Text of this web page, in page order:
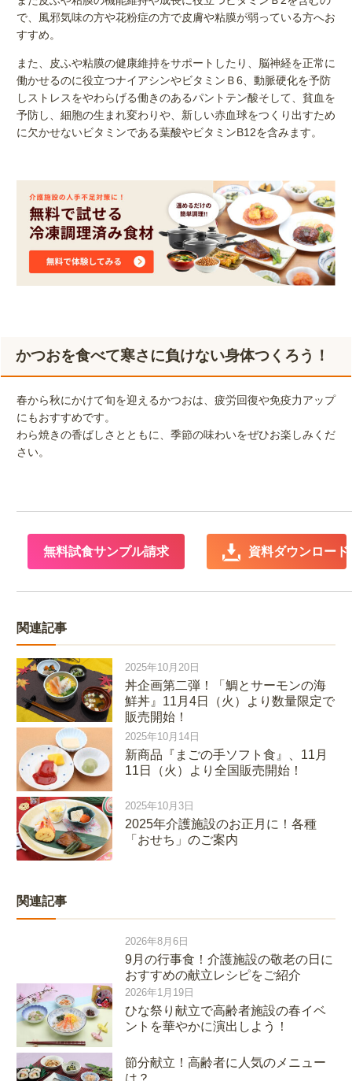
で、風邪気味の方や花粉症の方で皮膚や粘膜が弱っている方へお
すすめ。
また、皮ふや粘膜の健康維持をサポートしたり、脳神経を正常に
働かせるのに役立つナイアシンやビタミンＢ6、動脈硬化を予防
しストレスをやわらげる働きのあるパントテン酸そして、貧血を
予防し、細胞の生まれ変わりや、新しい赤血球をつくり出すため
に欠かせないビタミンである葉酸やビタミンB12を含みます。
かつおを食べて寒さに負けない身体つくろう！
春から秋にかけて旬を迎えるかつおは、疲労回復や免疫力アップ
にもおすすめです。
わら焼きの香ばしさとともに、季節の味わいをぜひお楽しみくだ
さい。
無料試食サンプル請求 資料ダウンロード
関連記事
2025年10月20日
丼企画第二弾！「鯛とサーモンの海
鮮丼』11月4日（火）より数量限定で
販売開始！
2025年10月14日
新商品『まごの手ソフト食』、11月
11日（火）より全国販売開始！
2025年10月3日
2025年介護施設のお正月に！各種
「おせち」のご案内
関連記事
2026年8月6日
9月の行事食！介護施設の敬老の日に
おすすめの献立レシピをご紹介
2026年1月19日
ひな祭り献立で高齢者施設の春イベ
ントを華やかに演出しよう！
節分献立！高齢者に人気のメニュー